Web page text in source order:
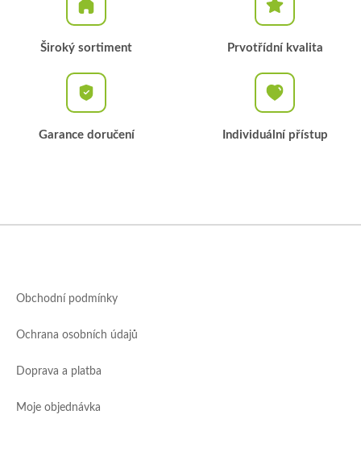
Široký sortiment Prvotřídní kvalita
Garance doručení Individuální přístup
Obchodní podmínky
Ochrana osobních údajů
Doprava a platba
Moje objednávka